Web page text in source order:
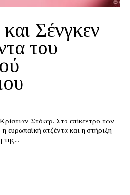
Σένγκεν
του
Στόκερ. Στο επίκεντρο των
ευρωπαϊκή ατζέντα και η στήριξη
της...